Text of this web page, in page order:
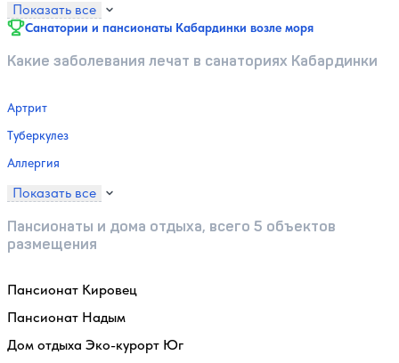
Показать все
Санатории и пансионаты Кабардинки возле моря
Какие заболевания лечат в санаториях Кабардинки
Артрит
Туберкулез
Аллергия
Показать все
Пансионаты и дома отдыха, всего 5 объектов
размещения
Пансионат Кировец
Пансионат Надым
Дом отдыха Эко-курорт Юг